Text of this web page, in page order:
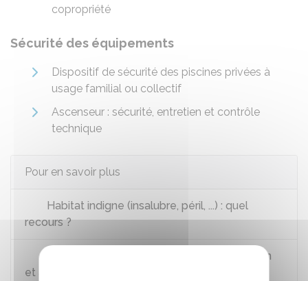
copropriété
Sécurité des équipements
Dispositif de sécurité des piscines privées à
usage familial ou collectif
Ascenseur : sécurité, entretien et contrôle
technique
Pour en savoir plus
Habitat indigne (insalubre, péril, ...) : quel
recours ?
Se passer des produits toxiques à la maison
et au jardin